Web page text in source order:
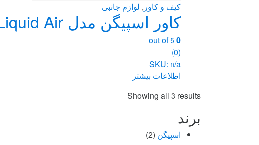
کیف و کاور , لوازم جانبی
کاور اسپیگن مدل Liquid Air گوشی سامسونگ Galaxy S25 Edge
0
(0)
SKU: n/a
اطلاعات بیشتر
Showing all 3 results
Sorted
برند
اسپیگن (2)